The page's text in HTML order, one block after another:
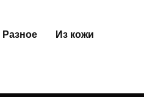
Разное Из кожи